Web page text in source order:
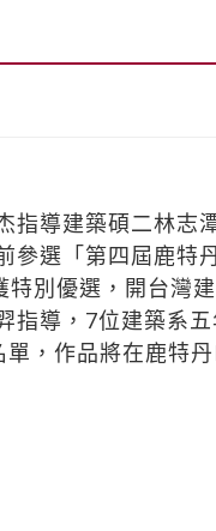
指導建築碩二林志
選「第四屆鹿特
別優選，開台灣
指導，7位建築系
，作品將在鹿特